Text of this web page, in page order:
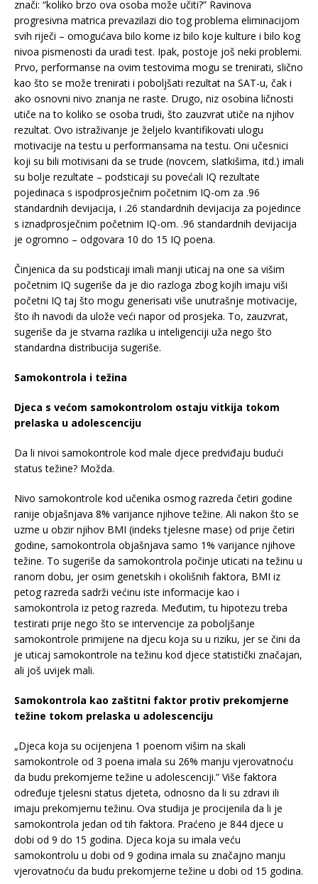
znači: “koliko brzo ova osoba može učiti?” Ravinova
progresivna matrica prevazilazi dio tog problema eliminacijom
svih riječi – omogućava bilo kome iz bilo koje kulture i bilo kog
nivoa pismenosti da uradi test. Ipak, postoje još neki problemi.
Prvo, performanse na ovim testovima mogu se trenirati, slično
kao što se može trenirati i poboljšati rezultat na SAT-u, čak i
ako osnovni nivo znanja ne raste. Drugo, niz osobina ličnosti
utiče na to koliko se osoba trudi, što zauzvrat utiče na njihov
rezultat. Ovo istraživanje je željelo kvantifikovati ulogu
motivacije na testu u performansama na testu. Oni učesnici
koji su bili motivisani da se trude (novcem, slatkišima, itd.) imali
su bolje rezultate – podsticaji su povećali IQ rezultate
pojedinaca s ispodprosječnim početnim IQ-om za .96
standardnih devijacija, i .26 standardnih devijacija za pojedince
s iznadprosječnim početnim IQ-om. .96 standardnih devijacija
je ogromno – odgovara 10 do 15 IQ poena.
Činjenica da su podsticaji imali manji uticaj na one sa višim
početnim IQ sugeriše da je dio razloga zbog kojih imaju viši
početni IQ taj što mogu generisati više unutrašnje motivacije,
što ih navodi da ulože veći napor od prosjeka. To, zauzvrat,
sugeriše da je stvarna razlika u inteligenciji uža nego što
standardna distribucija sugeriše.
Samokontrola i težina
Djeca s većom samokontrolom ostaju vitkija tokom
prelaska u adolescenciju
Da li nivoi samokontrole kod male djece predviđaju budući
status težine? Možda.
Nivo samokontrole kod učenika osmog razreda četiri godine
ranije objašnjava 8% varijance njihove težine. Ali nakon što se
uzme u obzir njihov BMI (indeks tjelesne mase) od prije četiri
godine, samokontrola objašnjava samo 1% varijance njihove
težine. To sugeriše da samokontrola počinje uticati na težinu u
ranom dobu, jer osim genetskih i okolišnih faktora, BMI iz
petog razreda sadrži većinu iste informacije kao i
samokontrola iz petog razreda. Međutim, tu hipotezu treba
testirati prije nego što se intervencije za poboljšanje
samokontrole primijene na djecu koja su u riziku, jer se čini da
je uticaj samokontrole na težinu kod djece statistički značajan,
ali još uvijek mali.
Samokontrola kao zaštitni faktor protiv prekomjerne
težine tokom prelaska u adolescenciju
„Djeca koja su ocijenjena 1 poenom višim na skali
samokontrole od 3 poena imala su 26% manju vjerovatnoću
da budu prekomjerne težine u adolescenciji.” Više faktora
određuje tjelesni status djeteta, odnosno da li su zdravi ili
imaju prekomjernu težinu. Ova studija je procijenila da li je
samokontrola jedan od tih faktora. Praćeno je 844 djece u
dobi od 9 do 15 godina. Djeca koja su imala veću
samokontrolu u dobi od 9 godina imala su značajno manju
vjerovatnoću da budu prekomjerne težine u dobi od 15 godina.